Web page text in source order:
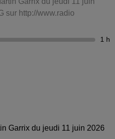
sur http://www.radio
1 h
Garrix du jeudi 11 juin 2026